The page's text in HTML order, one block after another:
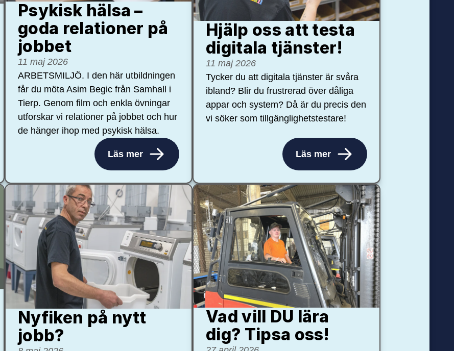
Psykisk hälsa –
goda relationer på
jobbet
11 maj 2026
ARBETSMILJÖ. I den här utbildningen
får du möta Asim Begic från Samhall i
Tierp. Genom film och enkla övningar
utforskar vi relationer på jobbet och hur
de hänger ihop med psykisk hälsa.
Läs mer
Hjälp oss att testa
digitala tjänster!
11 maj 2026
Tycker du att digitala tjänster är svåra
ibland? Blir du frustrerad över dåliga
appar och system? Då är du precis den
vi söker som tillgänglighetstestare!
Läs mer
Nyfiken på nytt
jobb?
Vad vill DU lära
dig? Tipsa oss!